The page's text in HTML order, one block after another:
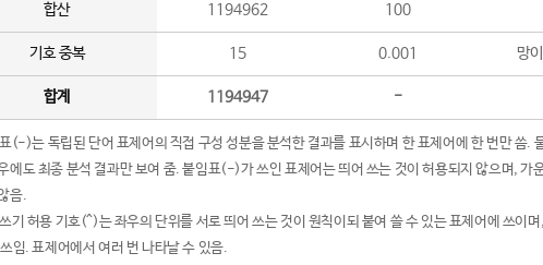
합산 1194962 100
기호 중복 15 0.001 망
합계 1194947 -
(-)는 독립된 단어 표제어의 직접 구성 성분을 분석한 결과를 표시하며 한 표제어에 한 번만 씀.
에도 최종 분석 결과만 보여 줌. 붙임표(-)가 쓰인 표제어는 띄어 쓰는 것이 허용되지 않으며, 가
음.
기 허용 기호(^)는 좌우의 단위를 서로 띄어 쓰는 것이 원칙이되 붙여 쓸 수 있는 표제어에 쓰이
임. 표제어에서 여러 번 나타날 수 있음.